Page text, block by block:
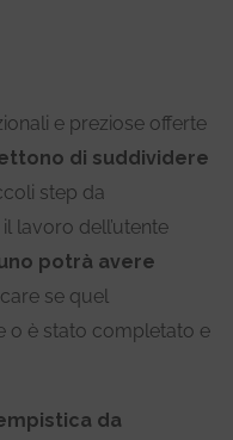
e preziose offerte
di suddividere
step da
lavoro dell’utente
potrà avere
se quel
o è stato completato e
da